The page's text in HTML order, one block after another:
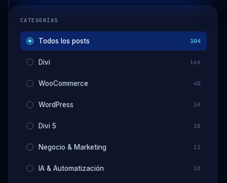
CATEGORÍAS
Todos los posts 304
Divi 164
WooCommerce 40
WordPress 39
Divi 5 38
Negocio & Marketing 13
IA & Automatización 10